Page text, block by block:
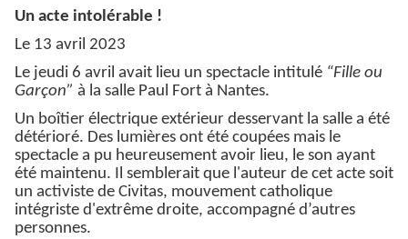
Un acte intolérable !
Le 13 avril 2023
Le jeudi 6 avril avait lieu un spectacle intitulé “Fille ou
Garçon” à la salle Paul Fort à Nantes.
Un boîtier électrique extérieur desservant la salle a été
détérioré. Des lumières ont été coupées mais le
spectacle a pu heureusement avoir lieu, le son ayant
été maintenu. Il semblerait que l'auteur de cet acte soit
un activiste de Civitas, mouvement catholique
intégriste d'extrême droite, accompagné d’autres
personnes.